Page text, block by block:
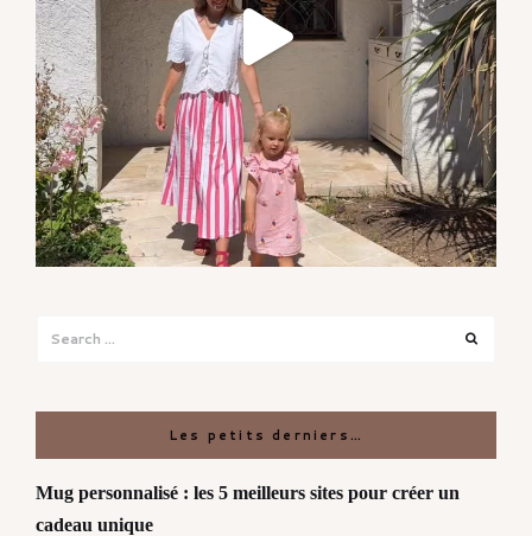
Les petits derniers…
Mug personnalisé : les 5 meilleurs sites pour créer un
cadeau unique